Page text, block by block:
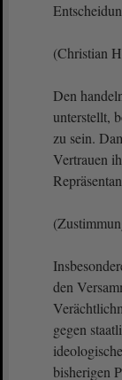
(Christian
Den
unterstellt,
zu sein.
Vertrauen
den
gegen
bisherigen